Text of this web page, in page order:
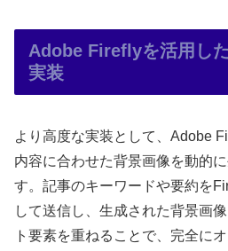
Adobe Fireflyを活用し
実装
より高度な実装として、Adobe
内容に合わせた背景画像を動的
す。記事のキーワードや要約を
して送信し、生成された背景画
ト要素を重ねることで、完全に